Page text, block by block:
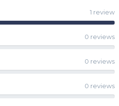
0 reviews
0 reviews
0 reviews
1 review